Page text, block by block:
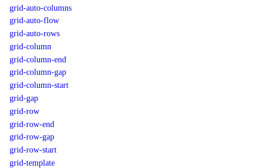
grid-auto-columns
grid-auto-flow
grid-auto-rows
grid-column
grid-column-end
grid-column-gap
grid-column-start
grid-gap
grid-row
grid-row-end
grid-row-gap
grid-row-start
grid-template